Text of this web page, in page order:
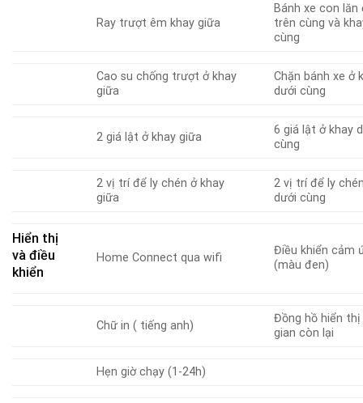
Ray trượt êm khay giữa
Bánh xe con lăn
trên cùng và
cùng
Cao su chống trượt ở khay
giữa
Chặn bánh xe ở
dưới cùng
2 giá lật ở khay giữa
6 giá lật ở khay
cùng
2 vị trí để ly chén ở khay
giữa
2 vị trí để ly
dưới cùng
Hiển thị
và điều
khiển
Home Connect qua wifi
Điều khiển cảm
(màu đen)
Chữ in ( tiếng anh)
Đồng hồ hiển
gian còn lại
Hẹn giờ chạy (1-24h)